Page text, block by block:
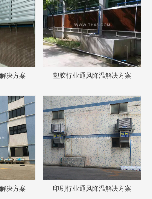
决方案 塑胶行业通风降温解决方案
决方案 印刷行业通风降温解决方案